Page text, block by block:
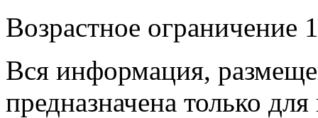
Возрастное ограничение
Вся информация,
предназначена только